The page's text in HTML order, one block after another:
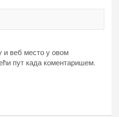
и веб место у овом
пут када коментаришем.